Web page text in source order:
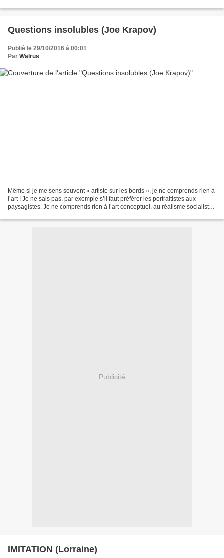
Questions insolubles (Joe Krapov)
Publié le 29/10/2016 à 00:01
Par Walrus
Même si je me sens souvent « artiste sur les bords », je ne comprends rien à
l’art ! Je ne sais pas, par exemple s’il faut préférer les portraitistes aux
paysagistes. Je ne comprends rien à l’art conceptuel, au réalisme socialiste,
Publicité
IMITATION (Lorraine)